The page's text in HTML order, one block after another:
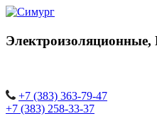
Электроизоляционные,
+7 (383) 363-79-47
+7 (383) 258-33-37